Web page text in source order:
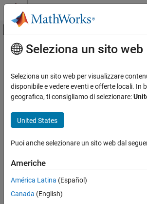
Vai al contenuto
Attiva/disattiva menu di
Pagina iniziale della documentazione
Contenuto principale
Seleziona un sito web
Seleziona un sito web per visualizzare
disponibile e vedere eventi e offerte locali. In
geografica, ti consigliamo di selezionare:
United States
Puoi anche selezionare un sito web dal
Americhe
América Latina (Español)
Canada (English)